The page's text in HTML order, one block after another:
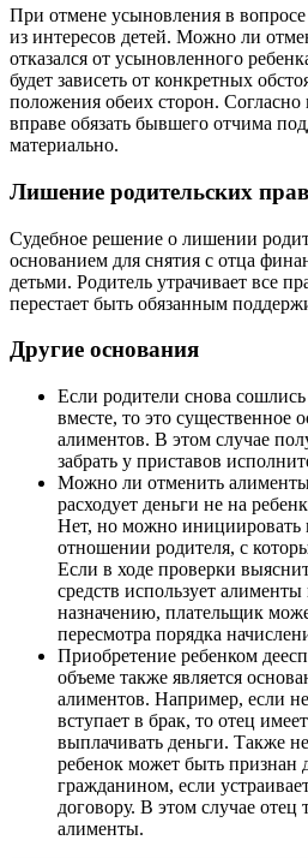
При отмене усыновления в
из интересов детей. Можно ли
отказался от усыновленного
будет зависеть от конкретных
положения обеих сторон. Согласно
вправе обязать бывшего отчима
материально.
Лишение родительских прав
Судебное решение о лишении
основанием для снятия с отца
детьми. Родитель утрачивает все
перестает быть обязанным
Другие основания
Если родители снова
вместе, то это существенное
алиментов. В этом случае
забрать у приставов
Можно ли отменить
расходует деньги не на
Нет, но можно инициировать
отношении родителя, с
Если в ходе проверки
средств использует
назначению, плательщик
пересмотра порядка
Приобретение ребенком
объеме также является
алиментов. Например, если
вступает в брак, то отец
выплачивать деньги. Также
ребенок может быть признан
гражданином, если
договору. В этом случае
алименты.